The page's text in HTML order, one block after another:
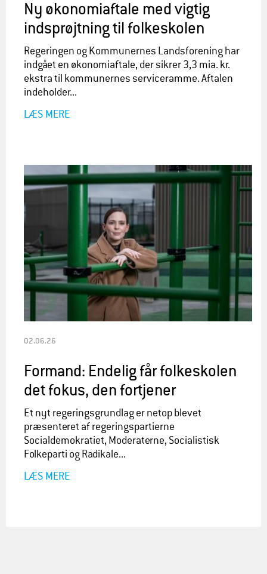
Ny økonomiaftale med vigtig
indsprøjtning til folkeskolen
Regeringen og Kommunernes Landsforening har
indgået en økonomiaftale, der sikrer 3,3 mia. kr.
ekstra til kommunernes serviceramme. Aftalen
indeholder...
LÆS MERE
02.06.26
Formand: Endelig får folkeskolen
det fokus, den fortjener
Et nyt regeringsgrundlag er netop blevet
præsenteret af regeringspartierne
Socialdemokratiet, Moderaterne, Socialistisk
Folkeparti og Radikale...
LÆS MERE